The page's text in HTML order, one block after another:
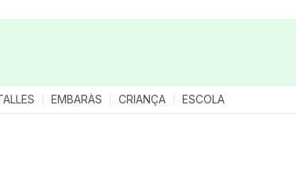
EMBARÀS CRIANÇA ESCOLA